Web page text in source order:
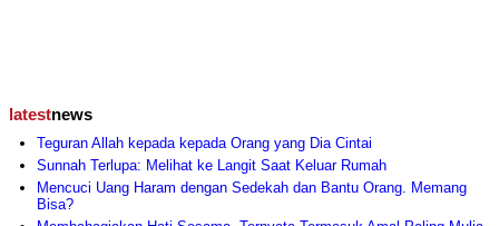
latestnews
Teguran Allah kepada kepada Orang yang Dia Cintai
Sunnah Terlupa: Melihat ke Langit Saat Keluar Rumah
Mencuci Uang Haram dengan Sedekah dan Bantu Orang. Memang
Bisa?